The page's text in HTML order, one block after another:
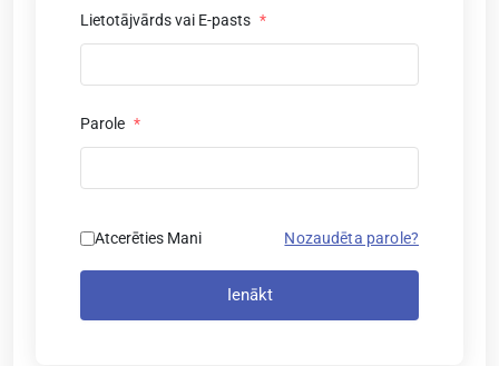
Lietotājvārds vai E-pasts *
Parole *
Atcerēties Mani Nozaudēta parole?
Ienākt